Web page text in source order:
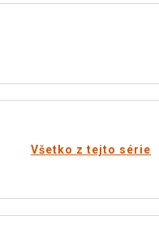
Všetko z tejto série